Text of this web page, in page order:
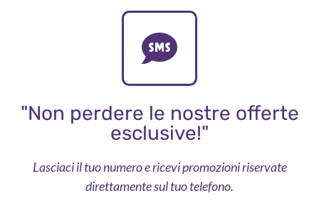
"Non perdere le nostre offerte
esclusive!"
Lasciaci il tuo numero e ricevi promozioni riservate
direttamente sul tuo telefono.